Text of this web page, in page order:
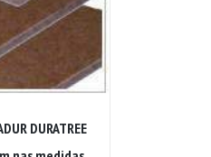
DURATREE